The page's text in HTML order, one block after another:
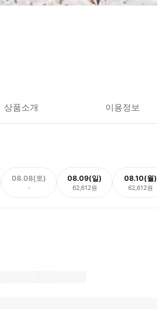
상품소개 이용정보
08.08(토)
-
08.09(일)
62,612원
08.10(월)
62,612원